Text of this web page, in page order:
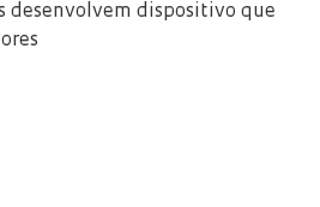
desenvolvem dispositivo que